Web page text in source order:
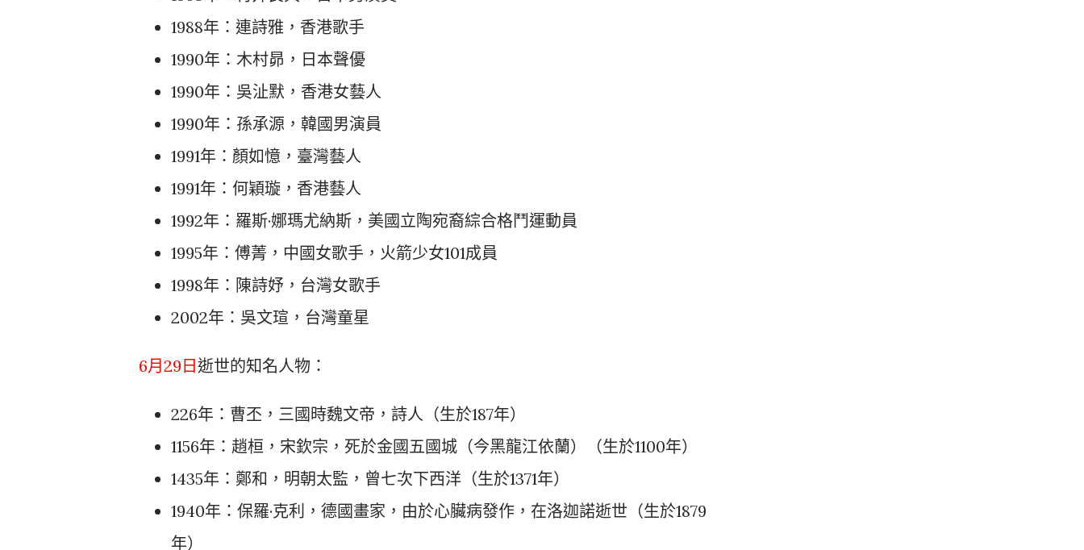
1988年：連詩雅，香港歌手
1990年：木村昴，日本聲優
1990年：吳沚默，香港女藝人
1990年：孫承源，韓國男演員
1991年：顏如憶，臺灣藝人
1991年：何穎璇，香港藝人
1992年：羅斯·娜瑪尤納斯，美國立陶宛裔綜合格鬥運動員
1995年：傅菁，中國女歌手，火箭少女101成員
1998年：陳詩妤，台灣女歌手
2002年：吳文瑄，台灣童星
6月29日逝世的知名人物：
226年：曹丕，三國時魏文帝，詩人（生於187年）
1156年：趙桓，宋欽宗，死於金國五國城（今黑龍江依蘭）（生於1100年）
1435年：鄭和，明朝太監，曾七次下西洋（生於1371年）
1940年：保羅·克利，德國畫家，由於心臟病發作，在洛迦諾逝世（生於1879
年）